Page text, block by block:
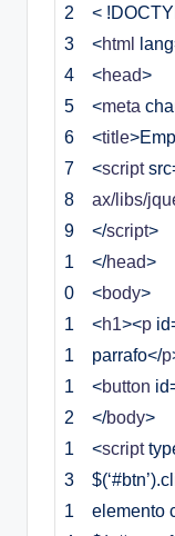
2
3
4
5
6
7
8
9
1
0
1
1
1
2
1
3
1
<
<html lang
<head>
<meta
<title>
<script src
ax/libs/
</script>
</head>
<body>
<h1><p id
parrafo</p
<button id
</body>
<script
elemento